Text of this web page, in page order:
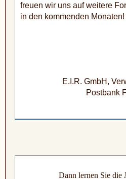
freuen wir uns auf weitere
in den kommenden Monaten!
E.I.R. GmbH,
Postbank
Dann lernen Sie die